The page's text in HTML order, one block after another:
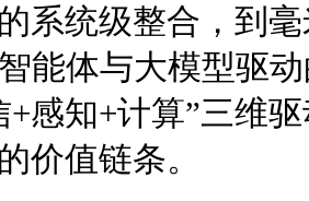
系统级整合，到
能体与大模型驱
+感知+计算”三维
价值链条。